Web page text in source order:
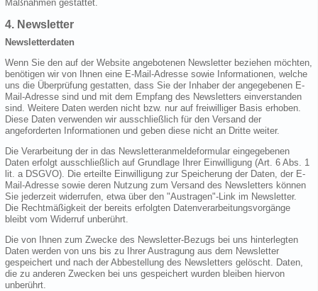
Maßnahmen gestattet.
4. Newsletter
Newsletterdaten
Wenn Sie den auf der Website angebotenen Newsletter beziehen möchten,
benötigen wir von Ihnen eine E-Mail-Adresse sowie Informationen, welche
uns die Überprüfung gestatten, dass Sie der Inhaber der angegebenen E-
Mail-Adresse sind und mit dem Empfang des Newsletters einverstanden
sind. Weitere Daten werden nicht bzw. nur auf freiwilliger Basis erhoben.
Diese Daten verwenden wir ausschließlich für den Versand der
angeforderten Informationen und geben diese nicht an Dritte weiter.
Die Verarbeitung der in das Newsletteranmeldeformular eingegebenen
Daten erfolgt ausschließlich auf Grundlage Ihrer Einwilligung (Art. 6 Abs. 1
lit. a DSGVO). Die erteilte Einwilligung zur Speicherung der Daten, der E-
Mail-Adresse sowie deren Nutzung zum Versand des Newsletters können
Sie jederzeit widerrufen, etwa über den "Austragen"-Link im Newsletter.
Die Rechtmäßigkeit der bereits erfolgten Datenverarbeitungsvorgänge
bleibt vom Widerruf unberührt.
Die von Ihnen zum Zwecke des Newsletter-Bezugs bei uns hinterlegten
Daten werden von uns bis zu Ihrer Austragung aus dem Newsletter
gespeichert und nach der Abbestellung des Newsletters gelöscht. Daten,
die zu anderen Zwecken bei uns gespeichert wurden bleiben hiervon
unberührt.